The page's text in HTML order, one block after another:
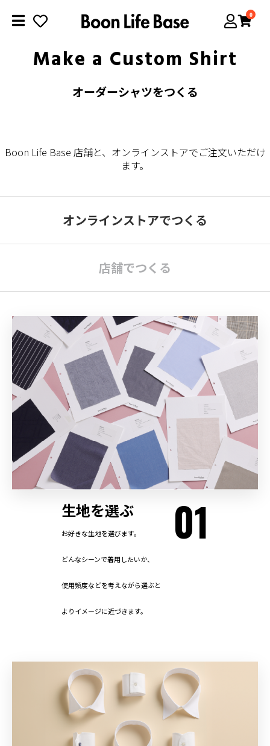
0
Make a Custom Shirt
オーダーシャツをつくる
Boon Life Base 店舗と、オンラインストアでご注文いただけ
ます。
オンラインストアでつくる
店舗でつくる
01
生地を選ぶ
お好きな生地を選びます。
どんなシーンで着用したいか、
使用頻度などを考えながら選ぶと
よりイメージに近づきます。